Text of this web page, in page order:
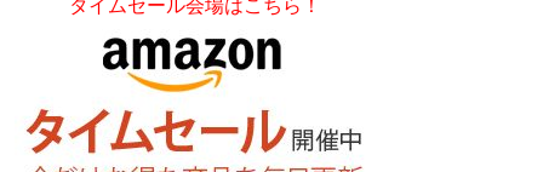
タイムセール会場はこちら！